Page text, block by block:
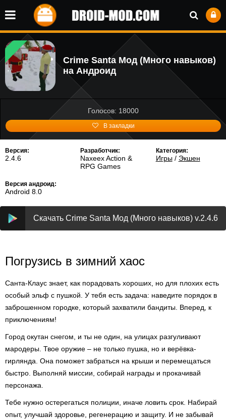
Crime Santa Мод (Много навыков)
на Андроид
Голосов: 18000
В закладки
Версия:
2.4.6
Разработчик:
Naxeex Action &
RPG Games
Категория:
Игры/ Экшен
Версия андроид:
Android 8.0
Скачать Crime Santa Мод (Много навыков) v.2.4.6
Погрузись в зимний хаос
Санта-Клаус знает, как порадовать хороших, но для плохих есть
особый эльф с пушкой. У тебя есть задача: наведите порядок в
заброшенном городке, который захватили бандиты. Вперед, к
приключениям!
Город окутан снегом, и ты не один, на улицах разгуливают
мародеры. Твое оружие – не только пушка, но и верёвка-
гирлянда. Она поможет забраться на крыши и перемещаться
быстро. Выполняй миссии, собирай награды и прокачивай
персонажа.
Тебе нужно остерегаться полиции, иначе ловить срок. Набирай
опыт, улучшай здоровье, регенерацию и защиту. И не забывай